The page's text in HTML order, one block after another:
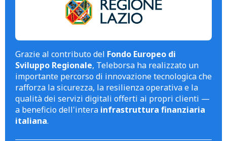
Grazie al contributo del Fondo Europeo di
Sviluppo Regionale, Teleborsa ha realizzato un
importante percorso di innovazione tecnologica che
rafforza la sicurezza, la resilienza operativa e la
qualità dei servizi digitali offerti ai propri clienti —
a beneficio dell'intera infrastruttura finanziaria
italiana.